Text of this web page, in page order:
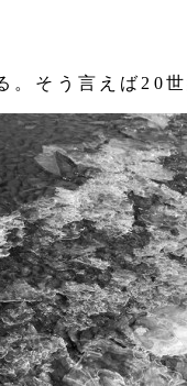
。そう言えば20